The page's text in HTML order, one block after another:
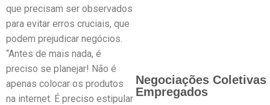
que precisam ser observados
para evitar erros cruciais, que
podem prejudicar negócios.
“Antes de mais nada, é
preciso se planejar! Não é
apenas colocar os produtos
na internet. É preciso estipular
Negociações
Empregados